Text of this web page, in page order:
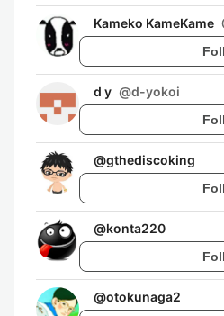
Kameko KameKame
d y @d-yokoi
@gthediscoking
@konta220
@otokunaga2